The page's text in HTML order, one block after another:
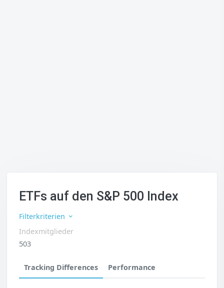
ETFs auf den S&P 500 Index
Filterkriterien
Indexmitglieder
503
Tracking Differences Performance